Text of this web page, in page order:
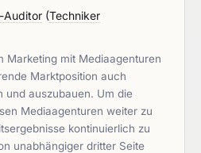
Auditor (Techniker
Marketing mit Mediaagenturen
Marktposition auch
und auszubauen. Um die
Mediaagenturen weiter zu
kontinuierlich zu
unabhängiger dritter Seite